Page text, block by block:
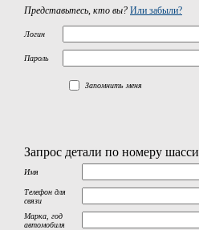
Представьтесь, кто вы? Или забыли?
Логин
Пароль
Запомнить меня
Запрос детали по номеру шасси
Имя
Телефон для
связи
Марка, год
автомобиля